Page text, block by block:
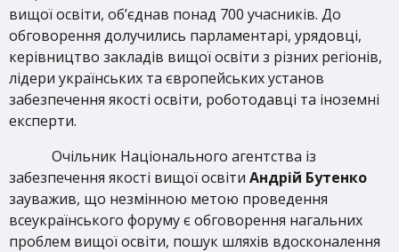
вищої освіти, об’єднав понад 700 учасників. До
обговорення долучились парламентарі, урядовці,
керівництво закладів вищої освіти з різних регіонів,
лідери українських та європейських установ
забезпечення якості освіти, роботодавці та іноземні
експерти.
Очільник Національного агентства із
забезпечення якості вищої освіти Андрій Бутенко
зауважив, що незмінною метою проведення
всеукраїнського форуму є обговорення нагальних
проблем вищої освіти, пошук шляхів вдосконалення